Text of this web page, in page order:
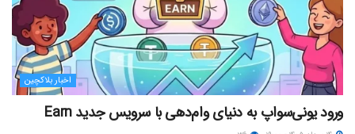
اخبار بلاکچین
ورود یونی‌سواپ به دنیای وام‌دهی با سرویس جدید Earn